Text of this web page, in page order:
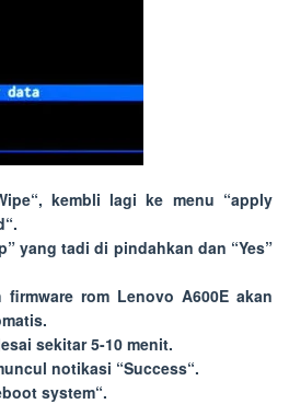
“, kembli lagi ke menu “apply
“.
” yang tadi di pindahkan dan “Yes”
rom Lenovo A600E akan
sekitar 5-10 menit.
notikasi “Success“.
system“.